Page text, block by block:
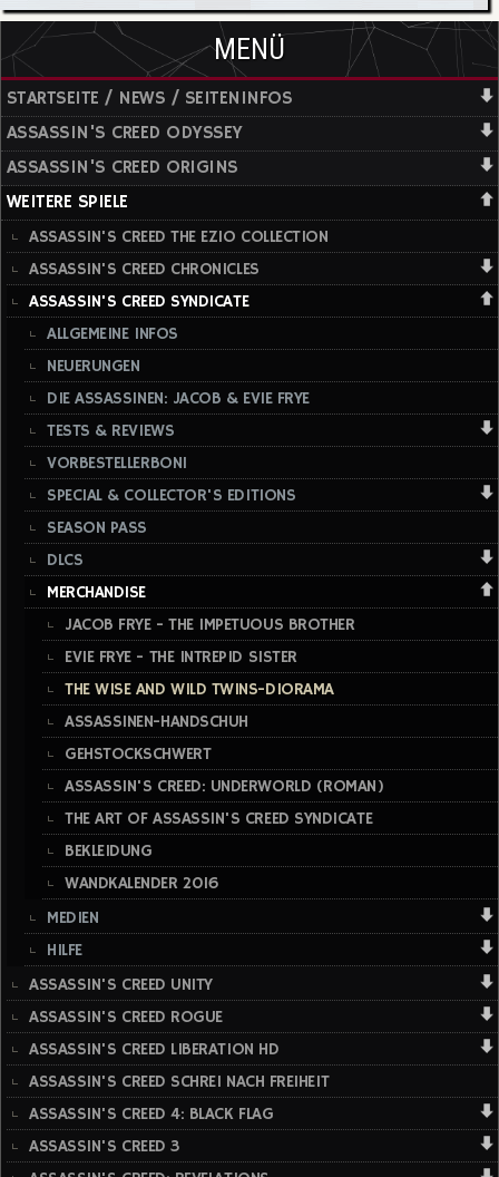
MENÜ
STARTSEITE / NEWS / SEITENINFOS
ASSASSIN'S CREED ODYSSEY
ASSASSIN'S CREED ORIGINS
WEITERE SPIELE
ASSASSIN'S CREED THE EZIO COLLECTION
ASSASSIN'S CREED CHRONICLES
ASSASSIN'S CREED SYNDICATE
ALLGEMEINE INFOS
NEUERUNGEN
DIE ASSASSINEN: JACOB & EVIE FRYE
TESTS & REVIEWS
VORBESTELLERBONI
SPECIAL & COLLECTOR'S EDITIONS
SEASON PASS
DLCS
MERCHANDISE
JACOB FRYE - THE IMPETUOUS BROTHER
EVIE FRYE - THE INTREPID SISTER
THE WISE AND WILD TWINS-DIORAMA
ASSASSINEN-HANDSCHUH
GEHSTOCKSCHWERT
ASSASSIN'S CREED: UNDERWORLD (ROMAN)
THE ART OF ASSASSIN'S CREED SYNDICATE
BEKLEIDUNG
WANDKALENDER 2016
MEDIEN
HILFE
ASSASSIN'S CREED UNITY
ASSASSIN'S CREED ROGUE
ASSASSIN'S CREED LIBERATION HD
ASSASSIN'S CREED SCHREI NACH FREIHEIT
ASSASSIN'S CREED 4: BLACK FLAG
ASSASSIN'S CREED 3